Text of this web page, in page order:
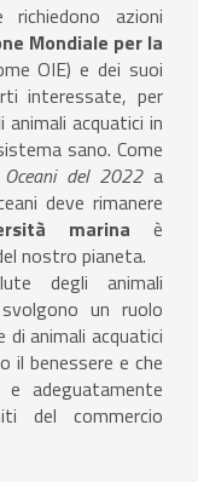
azioni
Mondiale per la
OIE) e dei suoi
interessate, per
acquatici in
sano. Come
del 2022a
deve rimanere
marina è
nostro pianeta.
degli animali
un ruolo
di animali acquatici
il benessere e che
adeguatamente
del commercio